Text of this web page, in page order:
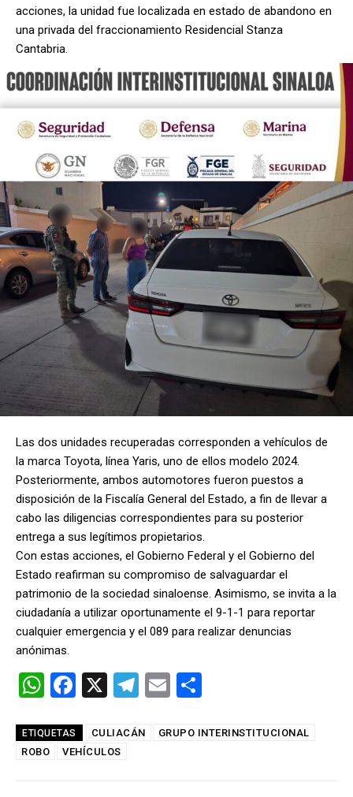
acciones, la unidad fue localizada en estado de abandono en
una privada del fraccionamiento Residencial Stanza
Cantabria.
Las dos unidades recuperadas corresponden a vehículos de
la marca Toyota, línea Yaris, uno de ellos modelo 2024.
Posteriormente, ambos automotores fueron puestos a
disposición de la Fiscalía General del Estado, a fin de llevar a
cabo las diligencias correspondientes para su posterior
entrega a sus legítimos propietarios.
Con estas acciones, el Gobierno Federal y el Gobierno del
Estado reafirman su compromiso de salvaguardar el
patrimonio de la sociedad sinaloense. Asimismo, se invita a la
ciudadanía a utilizar oportunamente el 9-1-1 para reportar
cualquier emergencia y el 089 para realizar denuncias
anónimas.
W
at
s
F
ce
b
X
T
e
E
ail m
ETIQUETAS CULIACÁN
GRUPO INTERINSTITUCIONAL
ROBO
VEHÍCULOS